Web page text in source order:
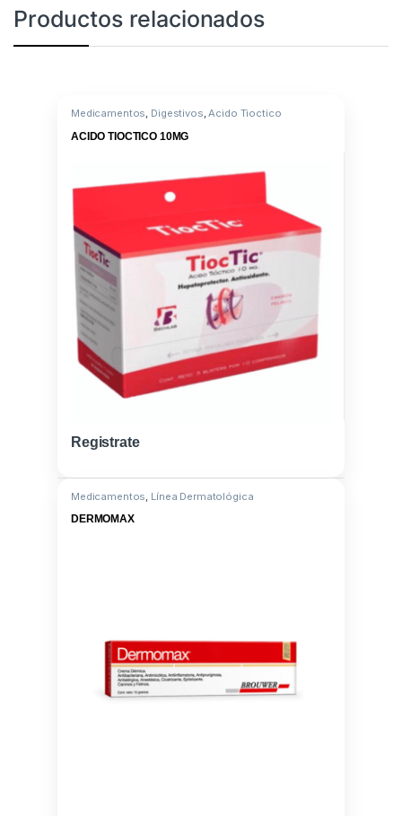
Productos relacionados
Medicamentos, Digestivos,Acido Tioctico
ACIDO TIOCTICO 10MG
Registrate
Medicamentos, Línea Dermatológica
DERMOMAX